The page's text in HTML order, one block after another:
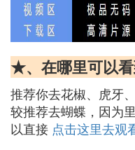
★、在哪里可以看
推荐你去花椒、虎牙
较推荐去蝴蝶，因为
以直接 点击这里去观